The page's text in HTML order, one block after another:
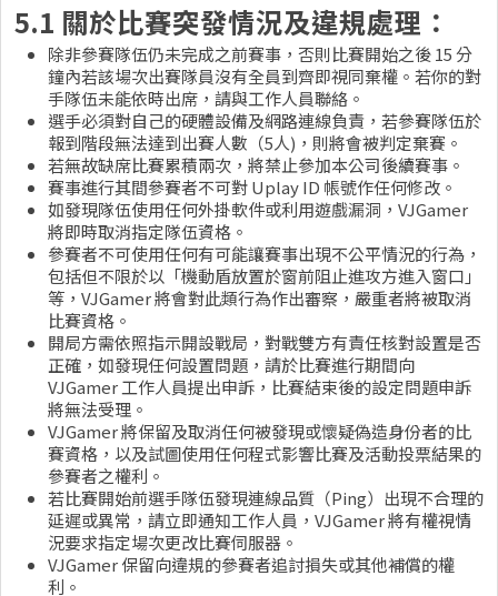
5.1 關於比賽突發情況及違規處理：
除非參賽隊伍仍未完成之前賽事，否則比賽開始之後 15 分
鐘內若該場次出賽隊員沒有全員到齊即視同棄權。若你的對
手隊伍未能依時出席，請與工作人員聯絡。
選手必須對自己的硬體設備及網路連線負責，若參賽隊伍於
報到階段無法達到出賽人數（5人)，則將會被判定棄賽。
若無故缺席比賽累積兩次，將禁止參加本公司後續賽事。
賽事進行其間參賽者不可對 Uplay ID 帳號作任何修改。
如發現隊伍使用任何外掛軟件或利用遊戲漏洞，VJGamer
將即時取消指定隊伍資格。
參賽者不可使用任何有可能讓賽事出現不公平情況的行為，
包括但不限於以「機動盾放置於窗前阻止進攻方進入窗口」
等，VJGamer 將會對此類行為作出審察，嚴重者將被取消
比賽資格。
開局方需依照指示開設戰局，對戰雙方有責任核對設置是否
正確，如發現任何設置問題，請於比賽進行期間向
VJGamer 工作人員提出申訴，比賽結束後的設定問題申訴
將無法受理。
VJGamer 將保留及取消任何被發現或懷疑偽造身份者的比
賽資格，以及試圖使用任何程式影響比賽及活動投票結果的
參賽者之權利。
若比賽開始前選手隊伍發現連線品質（Ping）出現不合理的
延遲或異常，請立即通知工作人員，VJGamer 將有權視情
況要求指定場次更改比賽伺服器。
VJGamer 保留向違規的參賽者追討損失或其他補償的權
利。